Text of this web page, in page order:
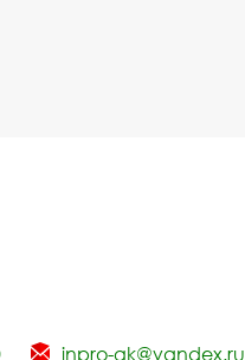
inpro-gk@yandex.ru